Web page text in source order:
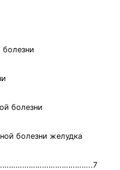
болезни
болезни
болезни желудка